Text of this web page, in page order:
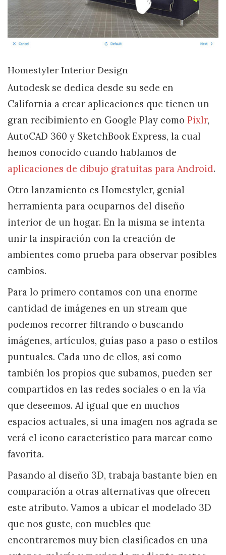
Homestyler Interior Design
Autodesk se dedica desde su sede en
California a crear aplicaciones que tienen un
gran recibimiento en Google Play como Pixlr,
AutoCAD 360 y SketchBook Express, la cual
hemos conocido cuando hablamos de
aplicaciones de dibujo gratuitas para Android.
Otro lanzamiento es Homestyler, genial
herramienta para ocuparnos del diseño
interior de un hogar. En la misma se intenta
unir la inspiración con la creación de
ambientes como prueba para observar posibles
cambios.
Para lo primero contamos con una enorme
cantidad de imágenes en un stream que
podemos recorrer filtrando o buscando
imágenes, artículos, guías paso a paso o estilos
puntuales. Cada uno de ellos, así como
también los propios que subamos, pueden ser
compartidos en las redes sociales o en la vía
que deseemos. Al igual que en muchos
espacios actuales, si una imagen nos agrada se
verá el icono característico para marcar como
favorita.
Pasando al diseño 3D, trabaja bastante bien en
comparación a otras alternativas que ofrecen
este atributo. Vamos a ubicar el modelado 3D
que nos guste, con muebles que
encontraremos muy bien clasificados en una